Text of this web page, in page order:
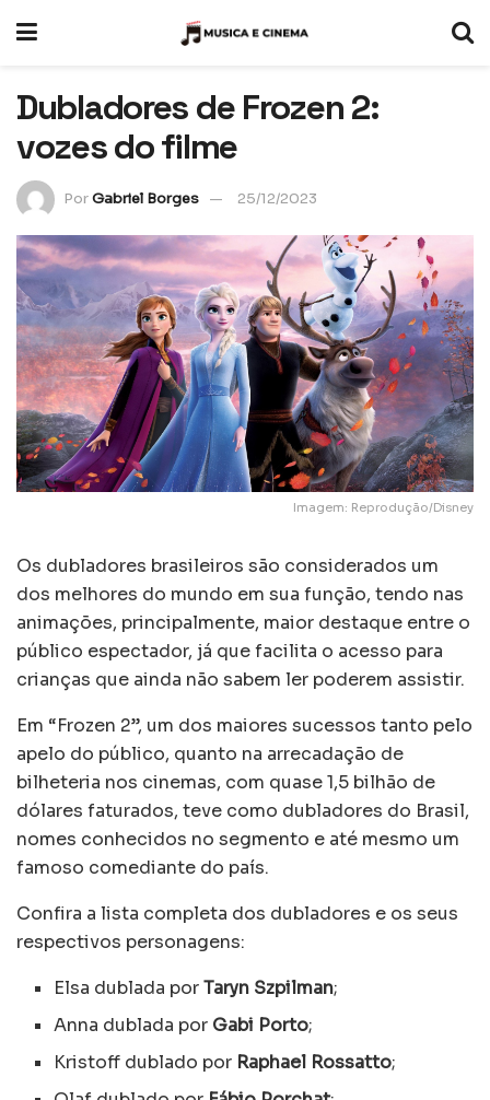
Dubladores de Frozen 2:
vozes do filme
PorGabriel Borges 25/12/2023
Imagem: Reprodução/Disney
Os dubladores brasileiros são considerados um
dos melhores do mundo em sua função, tendo nas
animações, principalmente, maior destaque entre o
público espectador, já que facilita o acesso para
crianças que ainda não sabem ler poderem assistir.
Em “Frozen 2”, um dos maiores sucessos tanto pelo
apelo do público, quanto na arrecadação de
bilheteria nos cinemas, com quase 1,5 bilhão de
dólares faturados, teve como dubladores do Brasil,
nomes conhecidos no segmento e até mesmo um
famoso comediante do país.
Confira a lista completa dos dubladores e os seus
respectivos personagens:
Elsa dublada porTaryn Szpilman;
Anna dublada por Gabi Porto;
Kristoff dublado por Raphael Rossatto;